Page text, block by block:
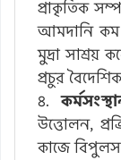
প্রাকৃতিক
আমদানি কম
মুদ্রা সাশ্রয়
প্রচুর
৪.
উত্তোলন,
কাজে